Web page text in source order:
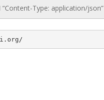
Type: application/json”